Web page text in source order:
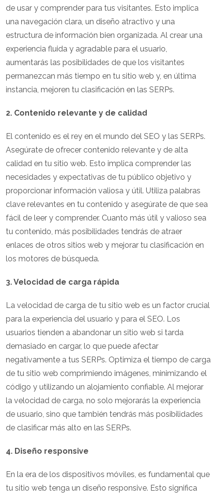
de usar y comprender para tus visitantes. Esto implica
una navegación clara, un diseño atractivo y una
estructura de información bien organizada. Al crear una
experiencia fluida y agradable para el usuario,
aumentarás las posibilidades de que los visitantes
permanezcan más tiempo en tu sitio web y, en última
instancia, mejoren tu clasificación en las SERPs.
2. Contenido relevante y de calidad
El contenido es el rey en el mundo del SEO y las SERPs.
Asegúrate de ofrecer contenido relevante y de alta
calidad en tu sitio web. Esto implica comprender las
necesidades y expectativas de tu público objetivo y
proporcionar información valiosa y útil. Utiliza palabras
clave relevantes en tu contenido y asegúrate de que sea
fácil de leer y comprender. Cuanto más útil y valioso sea
tu contenido, más posibilidades tendrás de atraer
enlaces de otros sitios web y mejorar tu clasificación en
los motores de búsqueda.
3. Velocidad de carga rápida
La velocidad de carga de tu sitio web es un factor crucial
para la experiencia del usuario y para el SEO. Los
usuarios tienden a abandonar un sitio web si tarda
demasiado en cargar, lo que puede afectar
negativamente a tus SERPs. Optimiza el tiempo de carga
de tu sitio web comprimiendo imágenes, minimizando el
código y utilizando un alojamiento confiable. Al mejorar
la velocidad de carga, no solo mejorarás la experiencia
de usuario, sino que también tendrás más posibilidades
de clasificar más alto en las SERPs.
4. Diseño responsive
En la era de los dispositivos móviles, es fundamental que
tu sitio web tenga un diseño responsive. Esto significa